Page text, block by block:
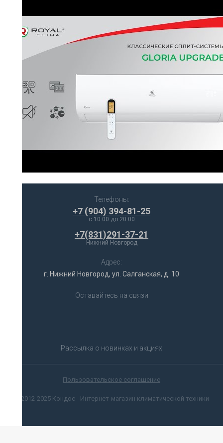
Телефоны:
+7 (904) 394-81-25
c 10:00 до 20:00
+7(831)291-37-21
Нижний Новгород
Адрес:
г. Нижний Новгород, ул. Салганская, д. 10
Оставайтесь на связи
Рассылка о новинках и акциях
Пользовательское соглашение
© 2012-2025 Кондос - Интернет-магазин климатической техники